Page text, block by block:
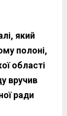
який
полоні,
області
вручив
ради